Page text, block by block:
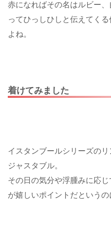
赤になればその名はルビー
ってひっしひしと伝えてく
よね。
着けてみました
イスタンブールシリーズの
ジャスタブル。
その日の気分や浮腫みに応
が嬉しいポイントだというの